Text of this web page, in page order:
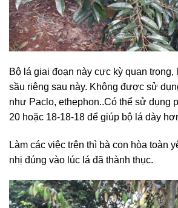
Bộ lá giai đoạn này cực kỳ quan trọng,
sầu riêng sau này. Không được sử
như Paclo, ethephon..Có thể sử dụng
20 hoặc 18-18-18 để giúp bộ lá dày
Làm các việc trên thì bà con hòa toàn
nhị đúng vào lúc lá đã thành thục.